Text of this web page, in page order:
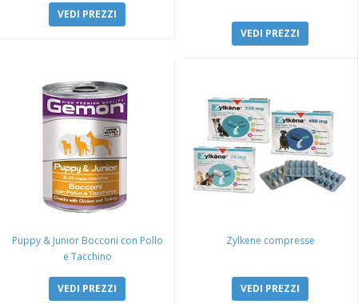
VEDI PREZZI
VEDI PREZZI
Puppy & Junior Bocconi con Pollo
e Tacchino
VEDI PREZZI
Zylkene compresse
VEDI PREZZI